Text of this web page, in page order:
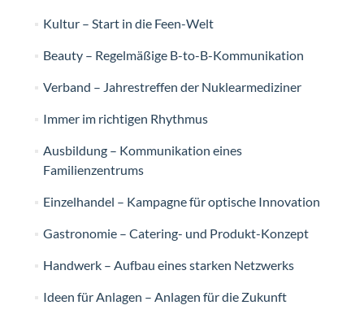
Kultur – Start in die Feen-Welt
Beauty – Regelmäßige B-to-B-Kommunikation
Verband – Jahrestreffen der Nuklearmediziner
Immer im richtigen Rhythmus
Ausbildung – Kommunikation eines
Familienzentrums
Einzelhandel – Kampagne für optische Innovation
Gastronomie – Catering- und Produkt-Konzept
Handwerk – Aufbau eines starken Netzwerks
Ideen für Anlagen – Anlagen für die Zukunft